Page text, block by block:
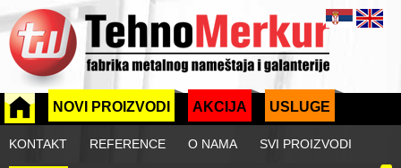
NOVI PROIZVODI AKCIJA USLUGE
KONTAKT REFERENCE O NAMA SVI PROIZVODI